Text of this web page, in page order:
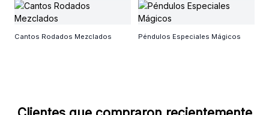
Cantos Rodados Mezclados Péndulos Especiales Mágicos